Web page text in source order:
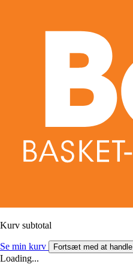
Kurv subtotal
Se min kurv Fortsæt med at handle
Loading...